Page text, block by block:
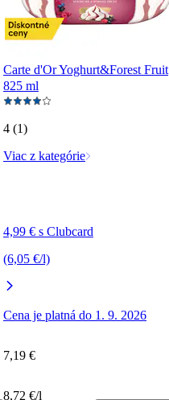
Carte d'Or Yoghurt&Forest Fruit
825 ml
4 (1)
Viac z kategórie
4,99 € s Clubcard
(6,05 €/l)
Cena je platná do 1. 9. 2026
7,19 €
8,72 €/l